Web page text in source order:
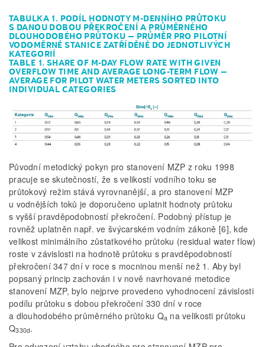
TABULKA 1. PODÍL HODNOTY M-DENNÍHO PRŮTOKU
S DANOU DOBOU PŘEKROČENÍ A PRŮMĚRNÉHO
DLOUHODOBÉHO PRŮTOKU – PRŮMĚR PRO PILOTNÍ
VODOMĚRNÉ STANICE ZATŘÍDĚNÉ DO JEDNOTLIVÝCH
KATEGORIÍ
TABLE 1. SHARE OF M-DAY FLOW RATE WITH GIVEN
OVERFLOW TIME AND AVERAGE LONG-TERM FLOW –
AVERAGE FOR PILOT WATER METERS SORTED INTO
INDIVIDUAL CATEGORIES
Původní metodický pokyn pro stanovení MZP z roku 1998
pracuje se skutečností, že s velikostí vodního toku se
průtokový režim stává vyrovnanější, a pro stanovení MZP
u vodnějších toků je doporučeno uplatnit hodnoty průtoku
s vyšší pravděpodobností překročení. Podobný přístup je
rovněž uplatněn např. ve švýcarském vodním zákoně [6], kde
velikost minimálního zůstatkového průtoku (residual water flow)
roste v závislosti na hodnotě průtoku s pravděpodobností
překročení 347 dní v roce s mocninou menší než 1. Aby byl
popsaný princip zachován i v nově navrhované metodice
stanovení MZP, bylo nejprve provedeno vyhodnocení závislosti
podílu průtoku s dobou překročení 330 dní v roce
a dlouhodobého průměrného průtoku Qa na velikosti průtoku
Q330d.